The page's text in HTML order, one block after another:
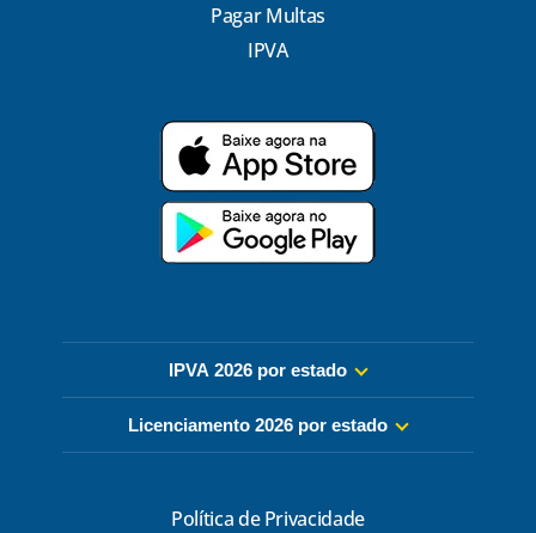
Pagar Multas
IPVA
IPVA 2026 por estado
Licenciamento 2026 por estado
Política de Privacidade